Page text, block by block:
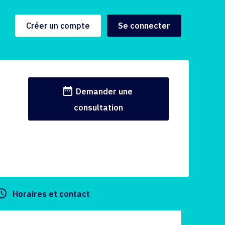
Créer un compte Se connecter
date_range Demander une
consultation
Horaires et contact